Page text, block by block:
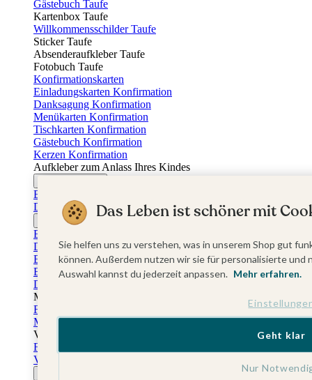
Gästebuch Taufe
Kartenbox Taufe
Willkommensschilder Taufe
Sticker Taufe
Absenderaufkleber Taufe
Fotobuch Taufe
Konfirmationskarten
Einladungskarten Konfirmation
Danksagung Konfirmation
Menükarten Konfirmation
Tischkarten Konfirmation
Gästebuch Konfirmation
Kerzen Konfirmation
Aufkleber zum Anlass Ihres Kindes
Einladungskarten Firmung
Dankeskarten Firmung
Jugendweihekarten
Einladungskarten Jugendweihe
Dankeskarten Jugendweihe
Einschulungskarten
Einladungskarten Einschulung
Danksagung Einschulung
Muttertag
Fotogeschenke Muttertag
Muttertagskarten
Vatertag
Fotogeschenke Vatertag
Vatertagskarten
Das Leben ist schöner mit
Sie helfen uns zu verstehen, was in unserem Shop gut
können. Außerdem nutzen wir sie für personalisierte
Auswahl kannst du jederzeit anpassen. Mehr erfahren.
Nur
Geht klar